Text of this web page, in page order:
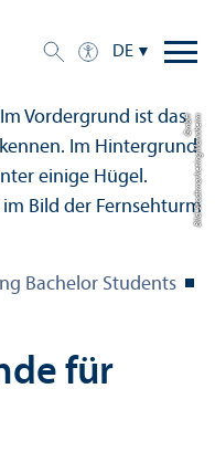
DE
Bil
d:
S
t
a
d
t
m
a
r
k
e
ti
n
g
M
a
n
n
h
ei
m
G
m
b
H
Bachelor Students
für